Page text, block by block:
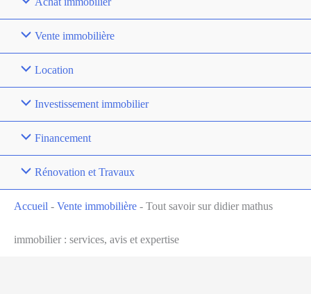
Vente immobilière
Location
Investissement immobilier
Financement
Rénovation et Travaux
Accueil - Vente immobilière - Tout savoir sur didier mathus
immobilier : services, avis et expertise